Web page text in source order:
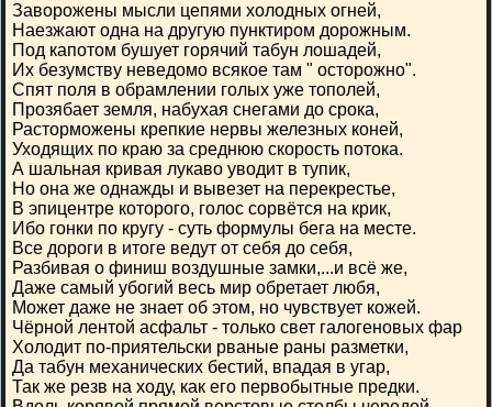
Заворожены мысли цепями холодных огней,
Наезжают одна на другую пунктиром дорожным.
Под капотом бушует горячий табун лошадей,
Их безумству неведомо всякое там " осторожно".
Спят поля в обрамлении голых уже тополей,
Прозябает земля, набухая снегами до срока,
Расторможены крепкие нервы железных коней,
Уходящих по краю за среднюю скорость потока.
А шальная кривая лукаво уводит в тупик,
Но она же однажды и вывезет на перекрестье,
В эпицентре которого, голос сорвётся на крик,
Ибо гонки по кругу - суть формулы бега на месте.
Все дороги в итоге ведут от себя до себя,
Разбивая о финиш воздушные замки,...и всё же,
Даже самый убогий весь мир обретает любя,
Может даже не знает об этом, но чувствует кожей.
Чёрной лентой асфальт - только свет галогеновых фар
Холодит по-приятельски рваные раны разметки,
Да табун механических бестий, впадая в угар,
Так же резв на ходу, как его первобытные предки.